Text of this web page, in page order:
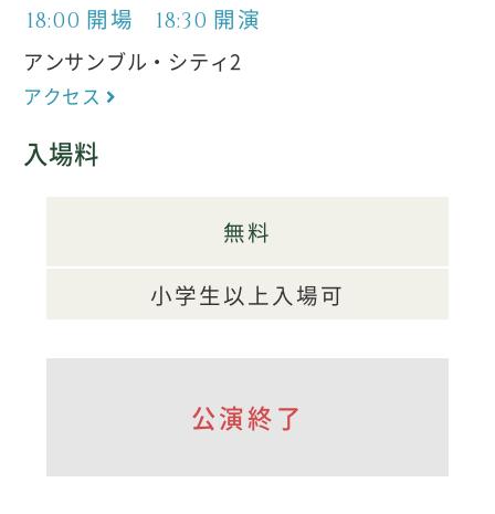
18:00 開場 18:30 開演
アンサンブル・シティ2
アクセス
入場料
無料
小学生以上入場可
公演終了